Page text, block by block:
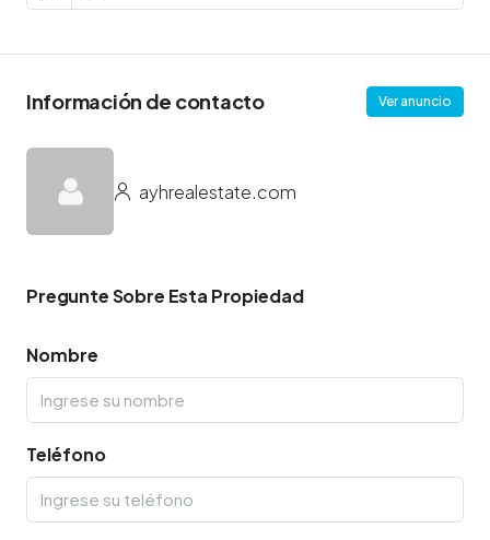
Información de contacto Ver anuncio
ayhrealestate.com
Pregunte Sobre Esta Propiedad
Nombre
Teléfono